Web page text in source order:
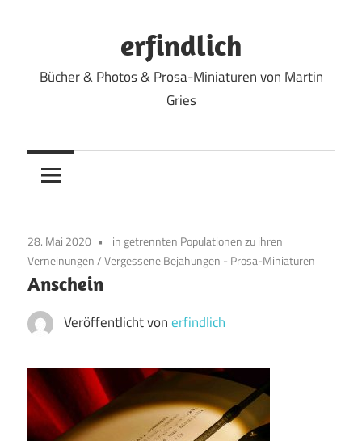
erfindlich
Bücher & Photos & Prosa-Miniaturen von Martin
Gries
28. Mai 2020
in getrennten Populationen zu ihren
Verneinungen/Vergessene Bejahungen - Prosa-Miniaturen
Anschein
Veröffentlicht vonerfindlich